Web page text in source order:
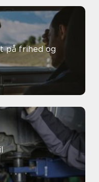
på frihed og